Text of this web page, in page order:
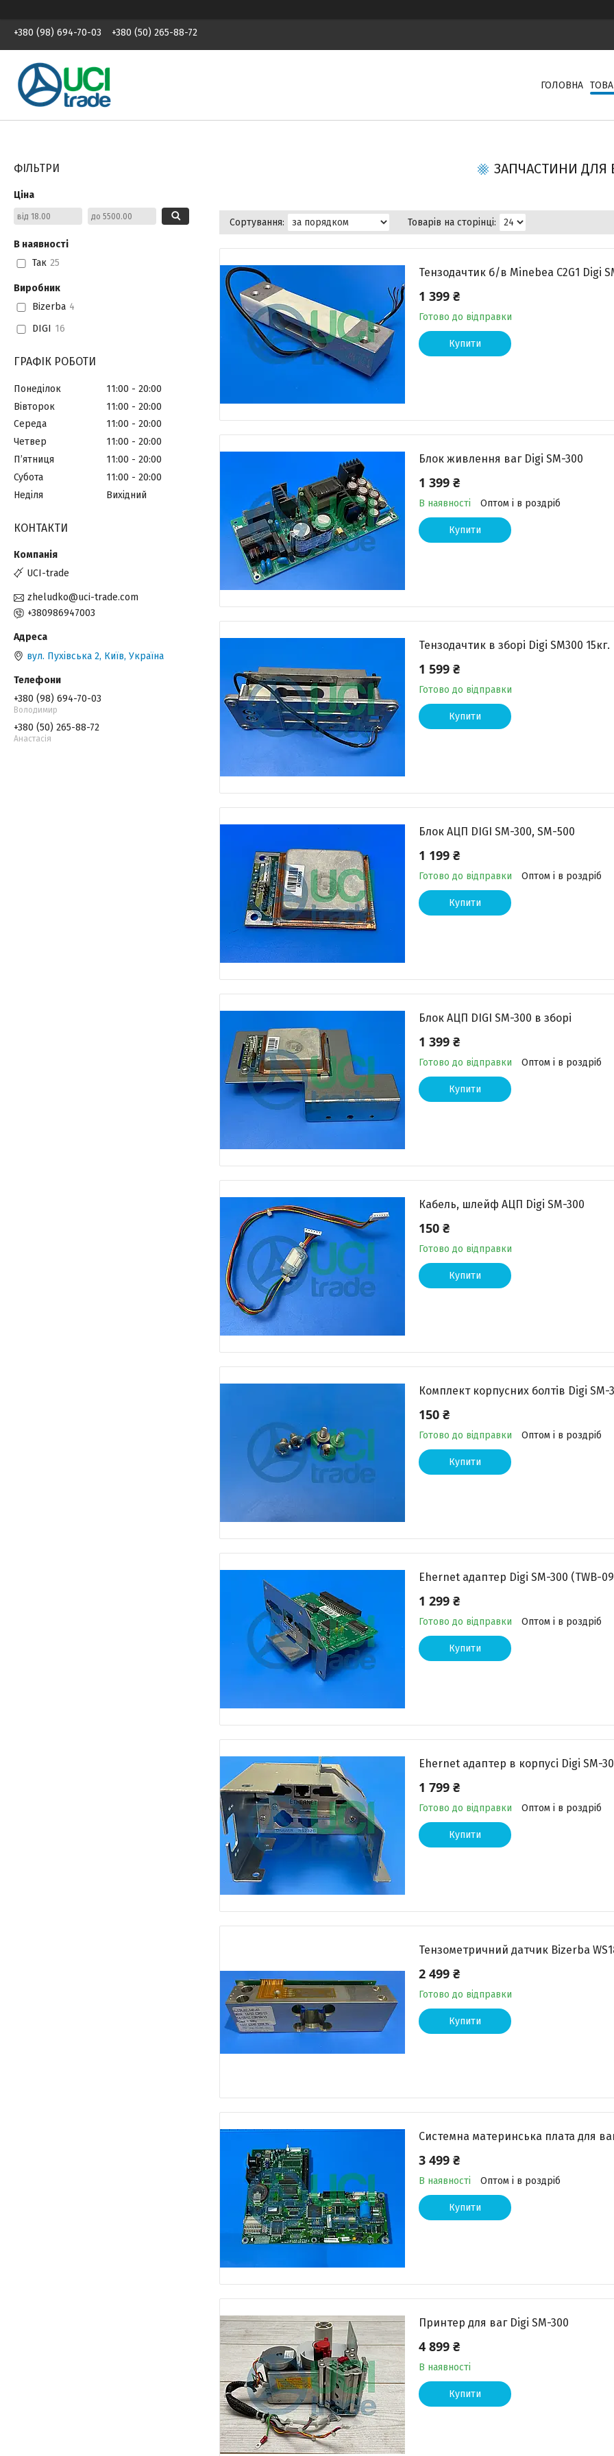
+380 (98) 694-70-03 +380 (50) 265-88-72
ГОЛОВНА
ЗАПЧАСТИНИ ДЛЯ
Тензодачтик б/в Minebea C2G1 Digi
1 399 ₴
Готово до відправки
Купити
Блок живлення ваг Digi SM-300
1 399 ₴
В наявності Оптом і в роздріб
Купити
Тензодачтик в зборі Digi SM300 15кг.
1 599 ₴
Готово до відправки
Купити
Блок АЦП DIGI SM-300, SM-500
1 199 ₴
Готово до відправки Оптом і в роздріб
Купити
Блок АЦП DIGI SM-300 в зборі
1 399 ₴
Готово до відправки Оптом і в роздріб
Купити
Кабель, шлейф АЦП Digi SM-300
150 ₴
Готово до відправки
Купити
Комплект корпусних болтів Digi SM-
150 ₴
Готово до відправки Оптом і в роздріб
Купити
Ehernet адаптер Digi SM-300 (TWB-
1 299 ₴
Готово до відправки Оптом і в роздріб
Купити
Ehernet адаптер в корпусі Digi SM-
1 799 ₴
Готово до відправки Оптом і в роздріб
Купити
Тензометричний датчик Bizerba
2 499 ₴
Готово до відправки
Купити
Системна материнська плата для
3 499 ₴
В наявності Оптом і в роздріб
Купити
Принтер для ваг Digi SM-300
4 899 ₴
В наявності
Купити
ФІЛЬТРИ
Ціна
В наявності
Так 25
Виробник
Bizerba 4
DIGI 16
ГРАФІК РОБОТИ
Понеділок 11:00
20:00
Вівторок
11:00
20:00
Середа
11:00
20:00
Четвер
11:00
20:00
Пʼятниця
11:00
20:00
Субота
11:00
20:00
Неділя
Вихідний
КОНТАКТИ
UCI-trade
zheludko@uci-trade.com
+380986947003
вул. Пухівська 2, Київ, Україна
+380 (98) 694-70-03
Володимир
+380 (50) 265-88-72
Анастасія